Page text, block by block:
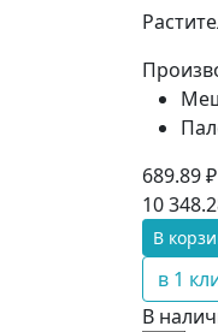
689.89
10
В
в 1
В